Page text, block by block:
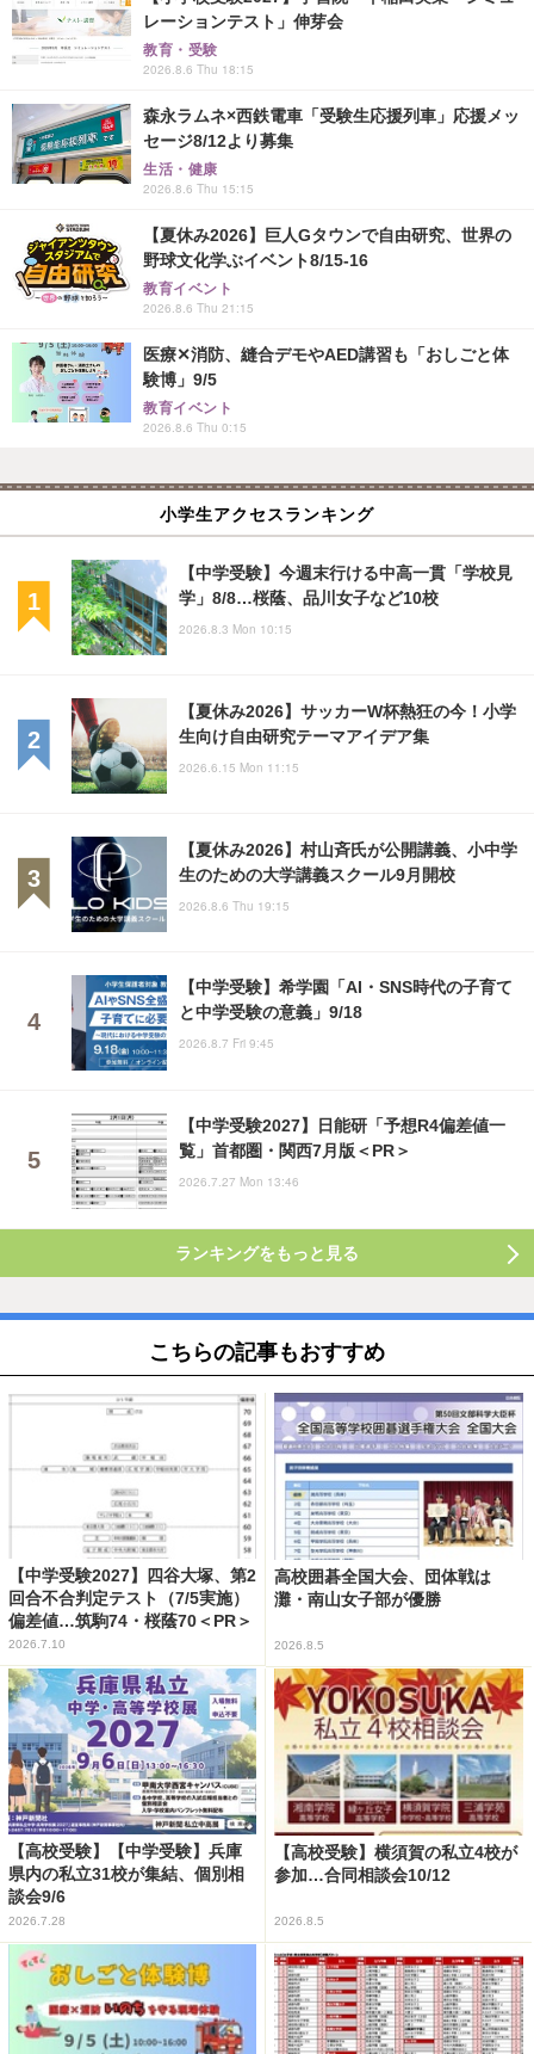
レーションテスト」伸芽会
教育・受験
2026.8.6 Thu 18:15
森永ラムネ×西鉄電車「受験生応援列車」応援メッ
セージ8/12より募集
生活・健康
2026.8.6 Thu 15:15
【夏休み2026】巨人Gタウンで自由研究、世界の
野球文化学ぶイベント8/15-16
教育イベント
2026.8.6 Thu 21:15
医療✕消防、縫合デモやAED講習も「おしごと体
験博」9/5
教育イベント
2026.8.6 Thu 0:15
小学生アクセスランキング
【中学受験】今週末行ける中高一貫「学校見
学」8/8…桜蔭、品川女子など10校
2026.8.3 Mon 10:15
【夏休み2026】サッカーW杯熱狂の今！小学
生向け自由研究テーマアイデア集
2026.6.15 Mon 11:15
【夏休み2026】村山斉氏が公開講義、小中学
生のための大学講義スクール9月開校
2026.8.6 Thu 19:15
【中学受験】希学園「AI・SNS時代の子育て
と中学受験の意義」9/18
2026.8.7 Fri 9:45
【中学受験2027】日能研「予想R4偏差値一
覧」首都圏・関西7月版＜PR＞
2026.7.27 Mon 13:46
ランキングをもっと見る
こちらの記事もおすすめ
【中学受験2027】四谷大塚、第2
回合不合判定テスト（7/5実施）
偏差値…筑駒74・桜蔭70＜PR＞
2026.7.10
高校囲碁全国大会、団体戦は
灘・南山女子部が優勝
2026.8.5
【高校受験】【中学受験】兵庫
県内の私立31校が集結、個別相
談会9/6
2026.7.28
【高校受験】横須賀の私立4校が
参加…合同相談会10/12
2026.8.5